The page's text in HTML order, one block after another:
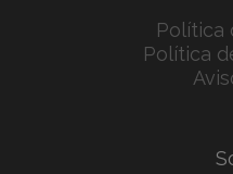
Política
Política